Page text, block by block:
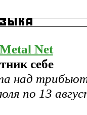
Net
себе
над
по 13